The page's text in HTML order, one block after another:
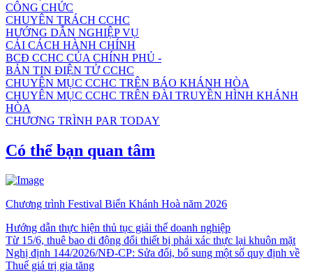
CÔNG CHỨC
CHUYÊN TRÁCH CCHC
HƯỚNG DẪN NGHIỆP VỤ
CẢI CÁCH HÀNH CHÍNH
BCĐ CCHC CỦA CHÍNH PHỦ -
BẢN TIN ĐIỆN TỬ CCHC
CHUYÊN MỤC CCHC TRÊN BÁO KHÁNH HÒA
CHUYÊN MỤC CCHC TRÊN ĐÀI TRUYỀN HÌNH KHÁNH
HÒA
CHƯƠNG TRÌNH PAR TODAY
Có thể bạn quan tâm
Chương trình Festival Biển Khánh Hoà năm 2026
Hướng dẫn thực hiện thủ tục giải thể doanh nghiệp
Từ 15/6, thuê bao di động đổi thiết bị phải xác thực lại khuôn mặt
Nghị định 144/2026/NĐ-CP: Sửa đổi, bổ sung một số quy định về
Thuế giá trị gia tăng